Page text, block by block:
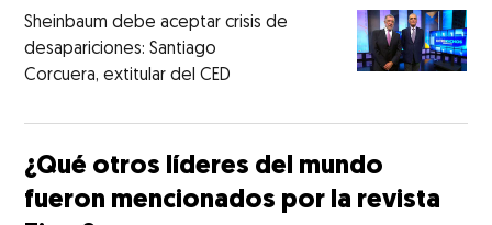
Sheinbaum debe aceptar crisis de
desapariciones: Santiago
Corcuera, extitular del CED
¿Qué otros líderes del mundo
fueron mencionados por la revista